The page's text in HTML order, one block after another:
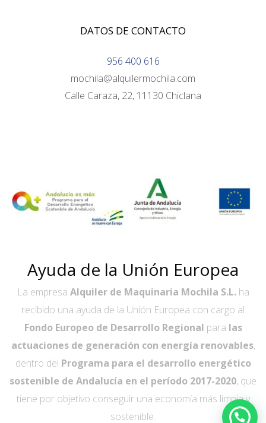
DATOS DE CONTACTO
956 400 616
mochila@alquilermochila.com
Calle Caraza, 22, 11130 Chiclana
Ayuda de la Unión Europea
La empresa Alquiler de Maquinaria Mochila S.L.ha
recibido una ayuda de la Unión Europea con cargo al
Fondo Europeo de Desarrollo Regional para las
actuaciones de generación con energía renovables,
dentro del Programa para el desarrollo energético
sostenible de Andalucía en el período 2017-2020, que
tiene por objetivo conseguir una economía más limpia y
sostenible.